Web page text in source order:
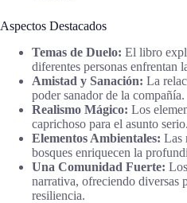
Aspectos Destacados
Temas de Duelo: El libro
diferentes personas enfrentan
Amistad y Sanación: La
poder sanador de la compañía.
Realismo Mágico: Los
caprichoso para el asunto serio.
Elementos Ambientales: Las
bosques enriquecen la
Una Comunidad Fuerte:
narrativa, ofreciendo diversas
resiliencia.